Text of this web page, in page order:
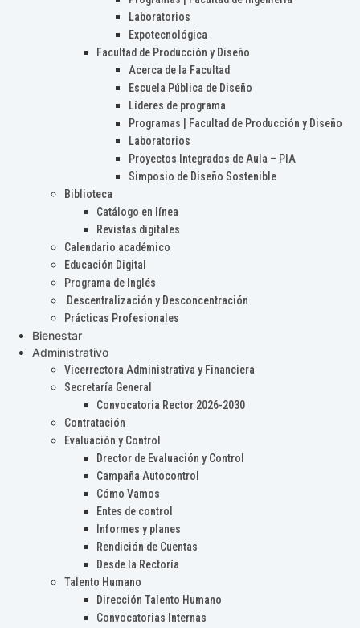
Laboratorios
Expotecnológica
Facultad de Producción y Diseño
Acerca de la Facultad
Escuela Pública de Diseño
Líderes de programa
Programas | Facultad de Producción y Diseño
Laboratorios
Proyectos Integrados de Aula – PIA
Simposio de Diseño Sostenible
Biblioteca
Catálogo en línea
Revistas digitales
Calendario académico
Educación Digital
Programa de Inglés
Descentralización y Desconcentración
Prácticas Profesionales
Bienestar
Administrativo
Vicerrectora Administrativa y Financiera
Secretaría General
Convocatoria Rector 2026-2030
Contratación
Evaluación y Control
Drector de Evaluación y Control
Campaña Autocontrol
Cómo Vamos
Entes de control
Informes y planes
Rendición de Cuentas
Desde la Rectoría
Talento Humano
Dirección Talento Humano
Convocatorias Internas